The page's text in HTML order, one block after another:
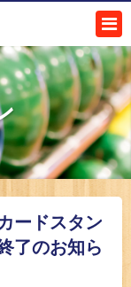
ードスタン
了のお知ら